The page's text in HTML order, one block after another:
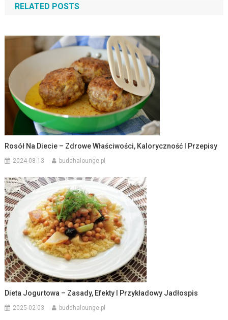
RELATED POSTS
Rosół Na Diecie – Zdrowe Właściwości, Kaloryczność I Przepisy
2024-08-13 buddhalounge.pl
Dieta Jogurtowa – Zasady, Efekty I Przykładowy Jadłospis
2025-02-03 buddhalounge.pl